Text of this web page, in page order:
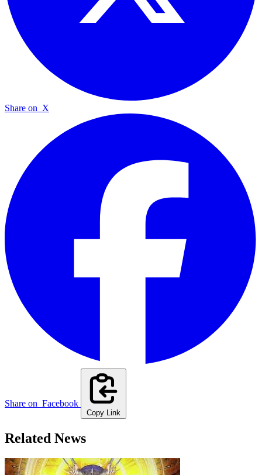
Share on X
Share on Facebook
Copy Link
Related News